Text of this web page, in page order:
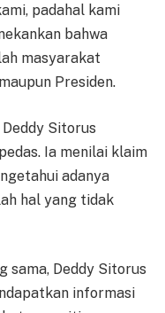
padahal kami
bahwa
masyarakat
Presiden.
Sitorus
Ia menilai klaim
adanya
hal yang tidak
sama, Deddy Sitorus
informasi